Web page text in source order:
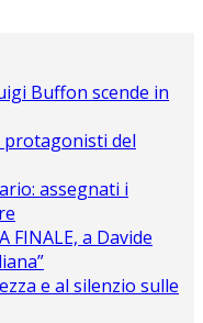
Buffon scende in
protagonisti del
assegnati i
FINALE, a Davide
e al silenzio sulle